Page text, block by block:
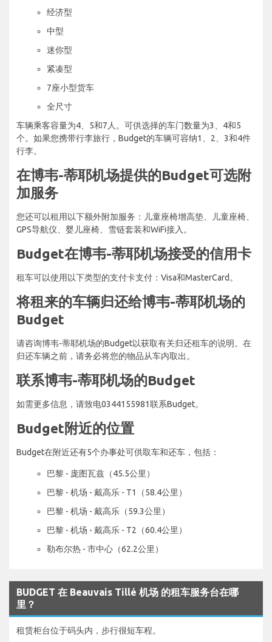
经济型
中型
迷你型
紧凑型
7座小型货车
全尺寸
车辆乘客容量为4、5和7人。可供选择的车门数量为3、4和5
个。如果您携带行李旅行，Budget的车辆可容纳1、2、3和4件
行李。
在博韦-蒂耶机场提供的Budget可选附
加服务
您还可以租用以下额外附加服务：儿童座椅增高垫、儿童座椅、
GPS导航仪、婴儿座椅、雪链套装和WiFi接入。
Budget在博韦-蒂耶机场接受的信用卡
租车可以使用以下类型的支付卡支付：Visa和MasterCard。
将租来的车辆归还给博韦-蒂耶机场的
Budget
请咨询博韦-蒂耶机场的Budget以获取有关归还租车的说明。在
归还车辆之前，请务必将您的物品从车内取出。
联系博韦-蒂耶机场的Budget
如需更多信息，请致电0344155981联系Budget。
Budget附近的位置
Budget在附近还有5个办事处可供取车和还车，包括：
巴黎 - 庞图瓦兹（45.5公里）
巴黎 - 机场 - 戴高乐 - T1（58.4公里）
巴黎 - 机场 - 戴高乐（59.3公里）
巴黎 - 机场 - 戴高乐 - T2（60.4公里）
勒布尔热 - 市中心（62.2公里）
BUDGET 在 Beauvais Tillé 机场 的租车服务台在哪
里？
租赁柜台位于码头内，步行很短车程。